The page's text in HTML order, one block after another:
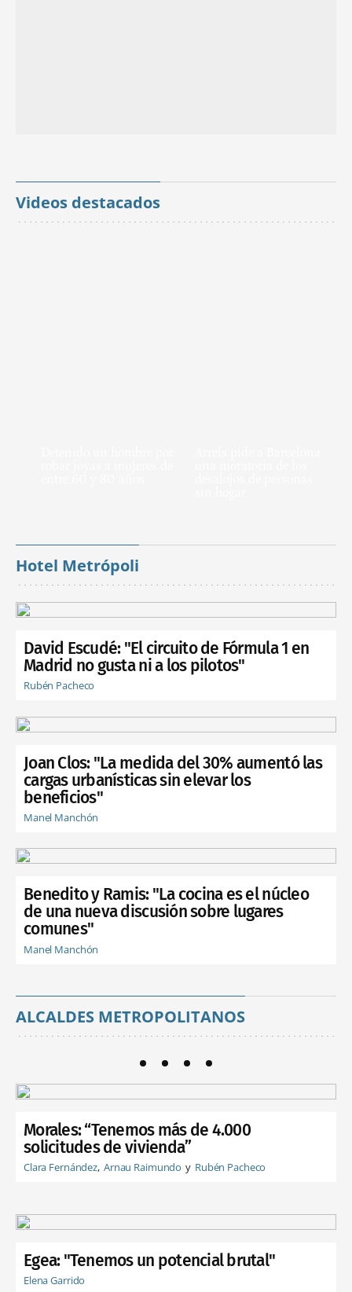
Videos destacados
Hotel Metrópoli
David Escudé: "El circuito de Fórmula 1 en
Madrid no gusta ni a los pilotos"
Rubén Pacheco
Joan Clos: "La medida del 30% aumentó las
cargas urbanísticas sin elevar los
beneficios"
Manel Manchón
Benedito y Ramis: "La cocina es el núcleo
de una nueva discusión sobre lugares
comunes"
Manel Manchón
ALCALDES METROPOLITANOS
Morales: “Tenemos más de 4.000
solicitudes de vivienda”
Clara Fernández Arnau Raimundo Rubén Pacheco
Egea: "Tenemos un potencial brutal"
Elena Garrido